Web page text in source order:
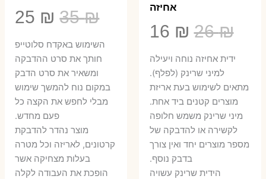
אחיזה
26₪
המחיר
המקורי
היה:
26 ₪.
16 ₪
הנוכחי
ידית אחיזה נוחה ויעילה
למיני שרינק (לפלף).
מתאים לשימוש בעת אריזת
מוצרים קטנים ביד אחת.
​מיני שרינק משמש חלופה
לקשירה או להדבקה של
מספר מוצרים יחד ואין צורך
בדבק נוסף.
הידית שרינק עשויה
35₪
המחיר
המקורי
היה:
35 ₪.
25 ₪
₪.
השימוש באקדח סלוטייפ
חותך את סרט ההדבקה
ומשאיר את סרט הדבק
במקום נוח להמשך שימוש
מבלי לחפש את הקצה כל
פעם מחדש.
מוצר נהדר להדבקת
קרטונים, לאריזה וכל מטרה
בעלות מצחיקה אשר
הופכת את העבודה לקלה